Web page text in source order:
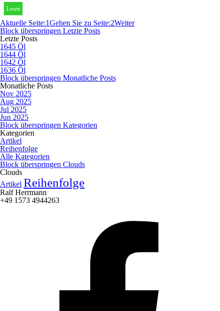
Lesen
Aktuelle Seite:1Gehen Sie zu Seite:2Weiter
Block überspringen Letzte Posts
Letzte Posts
1645 Öl
1644 Öl
1642 Öl
1636 Öl
Block überspringen Monatliche Posts
Monatliche Posts
Nov 2025
Aug 2025
Jul 2025
Jun 2025
Block überspringen Kategorien
Kategorien
Artikel
Reihenfolge
Alle Kategorien
Block überspringen Clouds
Clouds
Artikel Reihenfolge
Ralf Herrmann
+49 1573 4944263